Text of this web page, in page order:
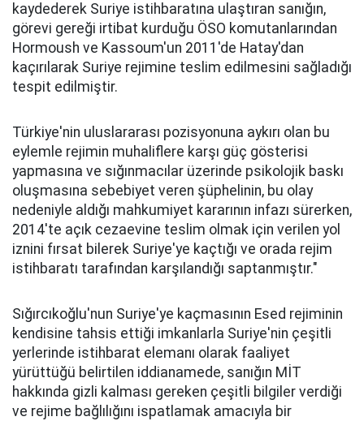
kaydederek Suriye istihbaratına ulaştıran sanığın,
görevi gereği irtibat kurduğu ÖSO komutanlarından
Hormoush ve Kassoum'un 2011'de Hatay'dan
kaçırılarak Suriye rejimine teslim edilmesini sağladığı
tespit edilmiştir.
Türkiye'nin uluslararası pozisyonuna aykırı olan bu
eylemle rejimin muhaliflere karşı güç gösterisi
yapmasına ve sığınmacılar üzerinde psikolojik baskı
oluşmasına sebebiyet veren şüphelinin, bu olay
nedeniyle aldığı mahkumiyet kararının infazı sürerken,
2014'te açık cezaevine teslim olmak için verilen yol
iznini fırsat bilerek Suriye'ye kaçtığı ve orada rejim
istihbaratı tarafından karşılandığı saptanmıştır."
Sığırcıkoğlu'nun Suriye'ye kaçmasının Esed rejiminin
kendisine tahsis ettiği imkanlarla Suriye'nin çeşitli
yerlerinde istihbarat elemanı olarak faaliyet
yürüttüğü belirtilen iddianamede, sanığın MİT
hakkında gizli kalması gereken çeşitli bilgiler verdiği
ve rejime bağlılığını ispatlamak amacıyla bir